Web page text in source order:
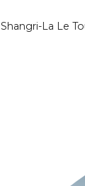
Shangri-La Le